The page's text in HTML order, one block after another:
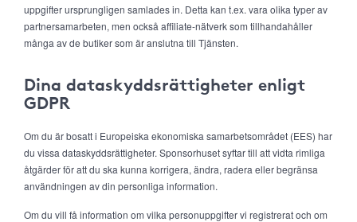
uppgifter ursprungligen samlades in. Detta kan t.ex. vara olika typer av
partnersamarbeten, men också affiliate-nätverk som tillhandahåller
många av de butiker som är anslutna till Tjänsten.
Dina dataskyddsrättigheter enligt
GDPR
Om du är bosatt i Europeiska ekonomiska samarbetsområdet (EES) har
du vissa dataskyddsrättigheter. Sponsorhuset syftar till att vidta rimliga
åtgärder för att du ska kunna korrigera, ändra, radera eller begränsa
användningen av din personliga information.
Om du vill få information om vilka personuppgifter vi registrerat och om